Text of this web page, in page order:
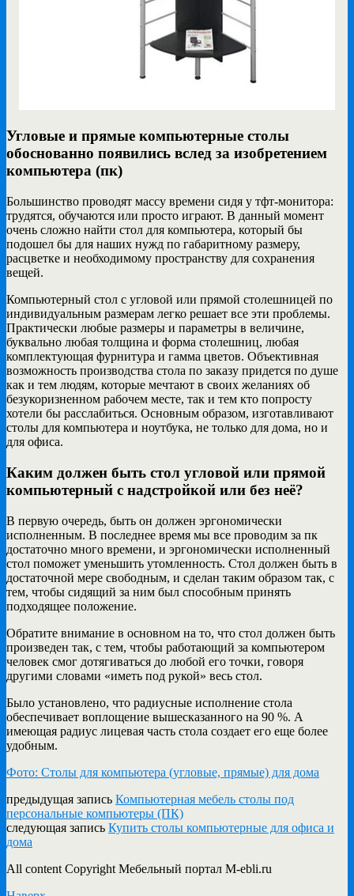
Угловые и прямые компьютерные столы
обоснованно появились вслед за изобретением
компьютера (пк)
Большинство проводят массу времени сидя у тфт-монитора:
трудятся, обучаются или просто играют. В данный момент
очень сложно найти стол для компьютера, который бы
подошел бы для наших нужд по габаритному размеру,
расцветке и необходимому пространству для сохранения
вещей.
Компьютерный стол с угловой или прямой столешницей по
индивидуальным размерам легко решает все эти проблемы.
Практически любые размеры и параметры в величине,
буквально любая толщина и форма столешниц, любая
комплектующая фурнитура и гамма цветов. Объективная
возможность производства стола по заказу придется по душе
как и тем людям, которые мечтают в своих желаниях об
безукоризненном рабочем месте, так и тем кто попросту
хотели бы расслабиться. Основным образом, изготавливают
столы для компьютера и ноутбука, не только для дома, но и
для офиса.
Каким должен быть стол угловой или прямой
компьютерный с надстройкой или без неё?
В первую очередь, быть он должен эргономически
исполненным. В последнее время мы все проводим за пк
достаточно много времени, и эргономически исполненный
стол поможет уменьшить утомленность. Стол должен быть в
достаточной мере свободным, и сделан таким образом так, с
тем, чтобы сидящий за ним был способным принять
подходящее положение.
Обратите внимание в основном на то, что стол должен быть
произведен так, с тем, чтобы работающий за компьютером
человек смог дотягиваться до любой его точки, говоря
другими словами «иметь под рукой» весь стол.
Было установлено, что радиусные исполнение стола
обеспечивает воплощение вышесказанного на 90 %. А
имеющая радиус лицевая часть стола создает его еще более
удобным.
Фото: Столы для компьютера (угловые, прямые) для дома
предыдущая запись Компьютерная мебель столы под
персональные компьютеры (ПК)
следующая запись Купить столы компьютерные для офиса и
дома
All content Copyright Мебельный портал M-ebli.ru